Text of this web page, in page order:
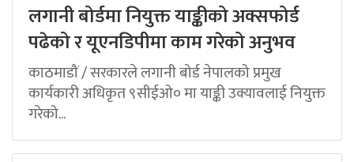
लगानी बोर्डमा नियुक्त याङ्कीको अक्सफोर्ड
पढेको र यूएनडिपीमा काम गरेको अनुभव
काठमाडौं / सरकारले लगानी बोर्ड नेपालको प्रमुख
कार्यकारी अधिकृत ९सीईओ० मा याङ्की उक्यावलाई नियुक्त
गरेको...